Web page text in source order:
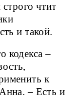
чтит
и такой.
кодекса –
к
– Есть и